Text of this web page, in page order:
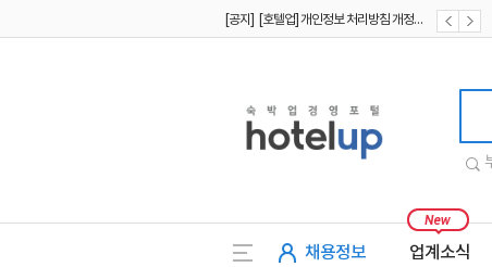
[공지] [호텔업] 개인정보 처리방침 개정본2 (19.09.02)
채용정보 업계소식